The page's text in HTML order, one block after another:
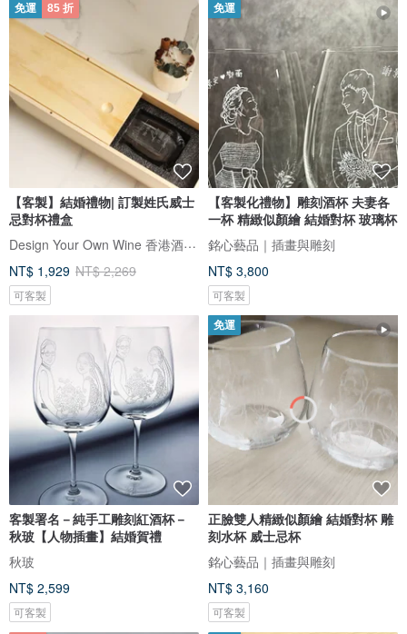
免運 85 折
【客製】結婚禮物| 訂製姓氏威士
忌對杯禮盒
Design Your Own Wine 香港酒瓶雕刻禮品專門店
NT$ 1,929 NT$ 2,269
可客製
免運
【客製化禮物】雕刻酒杯 夫妻各
一杯 精緻似顏繪 結婚對杯 玻璃杯
銘心藝品｜插畫與雕刻
NT$ 3,800
可客製
客製署名－純手工雕刻紅酒杯－
秋玻【人物插畫】結婚賀禮
秋玻
NT$ 2,599
可客製
免運
正臉雙人精緻似顏繪 結婚對杯 雕
刻水杯 威士忌杯
銘心藝品｜插畫與雕刻
NT$ 3,160
可客製